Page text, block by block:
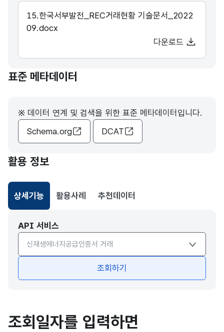
15.한국서부발전_REC거래현황 기술문서_2022
09.docx
다운로드
표준 메타데이터
※ 데이터 연계 및 검색을 위한 표준 메타데이터입니다.
Schema.org
DCAT
활용 정보
상세기능
선택됨
활용사례 추천데이터
API 서비스
API서비스 종류 선택
조회하기
조회일자를 입력하면